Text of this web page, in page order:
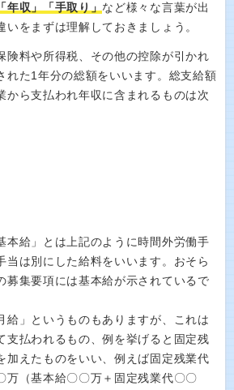
年収」「手取り」 など様々な言葉が出
いをまずは理解しておきましょう。
険料や所得税、その他の控除が引かれ
れた1年分の総額をいいます。総支給額
から支払われ年収に含まれるものは次
本給」とは上記のように時間外労働手
当は別にした給料をいいます。おそら
募集要項には基本給が示されているで
給」というものもありますが、これは
支払われるもの、例を挙げると固定残
加えたものをいい、例えば固定残業代
万（基本給〇〇万＋固定残業代〇〇